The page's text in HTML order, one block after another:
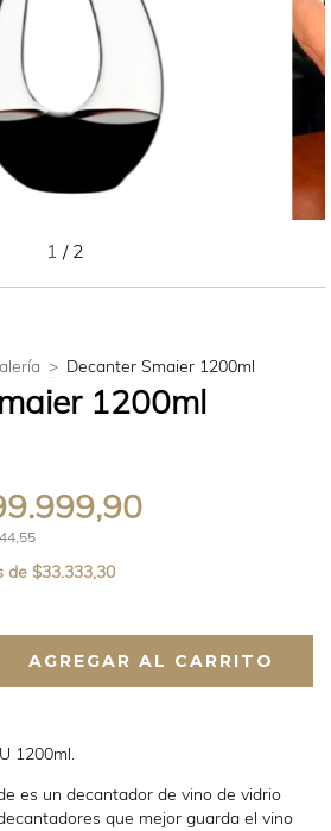
1 / 2
> Decanter Smaier 1200ml
1200ml
de $33.333,30
1200ml.
es un decantador de vino de vidrio
que mejor guarda el vino